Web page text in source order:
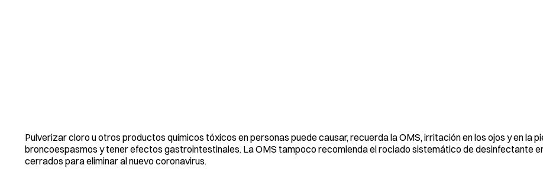
Pulverizar cloro u otros productos químicos tóxicos en personas puede causar, recuerda la OMS, irritación en los ojos y en la
broncoespasmos y tener efectos gastrointestinales. La OMS tampoco recomienda el rociado sistemático de desinfectante
cerrados para eliminar al nuevo coronavirus.